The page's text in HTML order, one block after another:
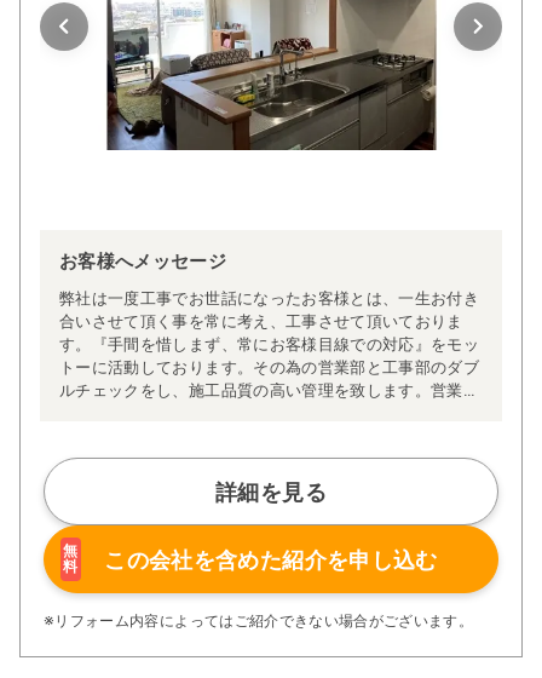
お客様へメッセージ
弊社は一度工事でお世話になったお客様とは、一生お付き
合いさせて頂く事を常に考え、工事させて頂いておりま
す。『手間を惜しまず、常にお客様目線での対応』をモッ
トーに活動しております。その為の営業部と工事部のダブ
ルチェックをし、施工品質の高い管理を致します。営業担
業、工事、職人とのコミュニケーション力により対応でき
イレギュラーな対応もお任せ下さい。豊富な施工スキル、
経験値により色々なご提案をさせて頂きます。逆に必要の
ない工事は、正直にお伝え致します。何故なら、その先も
お付き合いさせて頂きたいからです。
そんな日頃の対応を評価して頂いた結果が、リピート率の
高さやご紹介を頂き、高評価な口コミも頂けております。
詳細を見る
無
料
この会社を含めた紹介を申し込む
※リフォーム内容によってはご紹介できない場合がございます。